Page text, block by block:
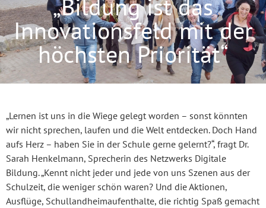
„Bildung ist das
Innovationsfeld mit der
höchsten Priorität“
„Lernen ist uns in die Wiege gelegt worden – sonst könnten
wir nicht sprechen, laufen und die Welt entdecken. Doch Hand
aufs Herz – haben Sie in der Schule gerne gelernt?“, fragt Dr.
Sarah Henkelmann, Sprecherin des Netzwerks Digitale
Bildung. „Kennt nicht jeder und jede von uns Szenen aus der
Schulzeit, die weniger schön waren? Und die Aktionen,
Ausflüge, Schullandheimaufenthalte, die richtig Spaß gemacht